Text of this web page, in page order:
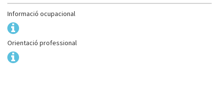
Informació ocupacional
Orientació professional